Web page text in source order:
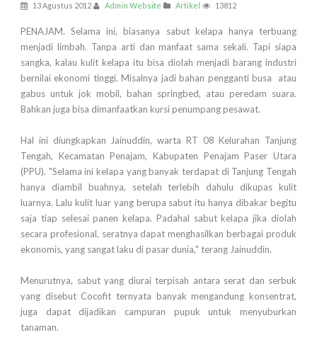
13 Agustus 2012 Admin Website Artikel 13812
PENAJAM. Selama ini, biasanya sabut kelapa hanya terbuang
menjadi limbah. Tanpa arti dan manfaat sama sekali. Tapi siapa
sangka, kalau kulit kelapa itu bisa diolah menjadi barang industri
bernilai ekonomi tinggi. Misalnya jadi bahan pengganti busa atau
gabus untuk jok mobil, bahan springbed, atau peredam suara.
Bahkan juga bisa dimanfaatkan kursi penumpang pesawat.
Hal ini diungkapkan Jainuddin, warta RT 08 Kelurahan Tanjung
Tengah, Kecamatan Penajam, Kabupaten Penajam Paser Utara
(PPU). "Selama ini kelapa yang banyak terdapat di Tanjung Tengah
hanya diambil buahnya, setelah terlebih dahulu dikupas kulit
luarnya. Lalu kulit luar yang berupa sabut itu hanya dibakar begitu
saja tiap selesai panen kelapa. Padahal sabut kelapa jika diolah
secara profesional, seratnya dapat menghasilkan berbagai produk
ekonomis, yang sangat laku di pasar dunia," terang Jainuddin.
Menurutnya, sabut yang diurai terpisah antara serat dan serbuk
yang disebut Cocofit ternyata banyak mengandung konsentrat,
juga dapat dijadikan campuran pupuk untuk menyuburkan
tanaman.